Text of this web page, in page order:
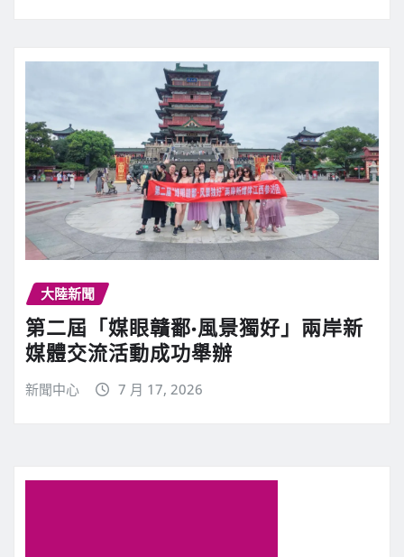
大陸新聞
第二屆「媒眼贛鄱·風景獨好」兩岸新
媒體交流活動成功舉辦
新聞中心 7 月 17, 2026